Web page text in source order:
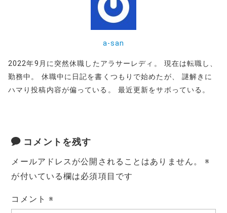
a-san
2022年9月に突然休職したアラサーレディ。 現在は転職し、
勤務中。 休職中に日記を書くつもりで始めたが、 謎解きに
ハマり投稿内容が偏っている。 最近更新をサボっている。
コメントを残す
メールアドレスが公開されることはありません。
※
が付いている欄は必須項目です
コメント※